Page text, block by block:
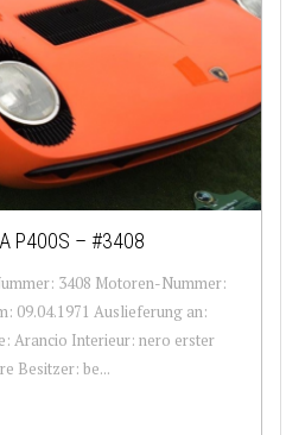
P400S – #3408
3408 Motoren-Nummer:
09.04.1971 Auslieferung an:
Arancio Interieur: nero erster
Besitzer: be...